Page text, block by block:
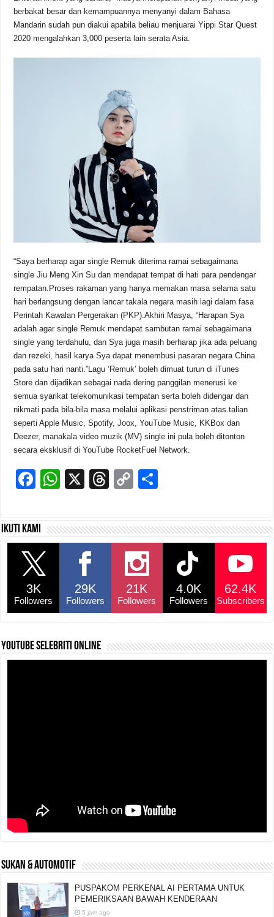
berbakat besar dan kemampuannya menyanyi dalam Bahasa
Mandarin sudah pun diakui apabila beliau menjuarai Yippi Star Quest
2020 mengalahkan 3,000 peserta lain serata Asia.
“Saya berharap agar single Remuk diterima ramai sebagaimana
single Jiu Meng Xin Su dan mendapat tempat di hati para pendengar
rempatan.Proses rakaman yang hanya memakan masa selama satu
hari berlangsung dengan lancar takala negara masih lagi dalam fasa
Perintah Kawalan Pergerakan (PKP).Akhiri Masya, “Harapan Sya
adalah agar single Remuk mendapat sambutan ramai sebagaimana
single yang terdahulu, dan Sya juga masih berharap jika ada peluang
dan rezeki, hasil karya Sya dapat menembusi pasaran negara China
pada satu hari nanti.”Lagu ‘Remuk’ boleh dimuat turun di iTunes
Store dan dijadikan sebagai nada dering panggilan menerusi ke
semua syarikat telekomunikasi tempatan serta boleh didengar dan
nikmati pada bila-bila masa melalui aplikasi penstriman atas talian
seperti Apple Music, Spotify, Joox, YouTube Music, KKBox dan
Deezer, manakala video muzik (MV) single ini pula boleh ditonton
secara eksklusif di YouTube RocketFuel Network.
F
c
e
b
o
o
k
W
s
p
X
T
a
C
y
Li
n
k
e
Ikuti kami
3K
Followers
29K
Followers
21K
Followers
4.0K
Followers
62.4K
Subscribers
YouTube selebriti online
SUKAN & AUTOMOTIF
PUSPAKOM PERKENAL AI PERTAMA UNTUK
PEMERIKSAAN BAWAH KENDERAAN
5 jam ago